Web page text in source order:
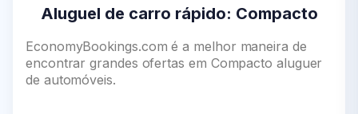
Aluguel de carro rápido: Compacto
EconomyBookings.com é a melhor maneira de
encontrar grandes ofertas em Compacto aluguer
de automóveis.